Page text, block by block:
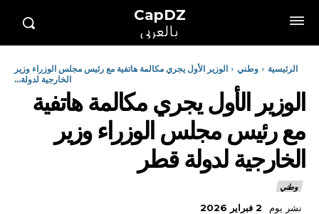
CapDZ
بالعربي
الرئيسية وطني
الوزير الأول يجري مكالمة هاتفية مع رئيس مجلس الوزراء وزير
الخارجية لدولة...
الوزير الأول يجري مكالمة هاتفية
مع رئيس مجلس الوزراء وزير
الخارجية لدولة قطر
وطني
نشر يوم 2 فبراير 2026